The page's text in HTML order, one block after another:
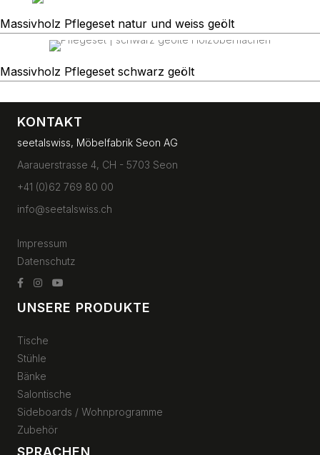
Massivholz Pflegeset natur und weiss geölt
Massivholz Pflegeset schwarz geölt
KONTAKT
seetalswiss, Möbelfabrik Seon AG
Aarauerstrasse 4, CH - 5703 Seon
+41 (0)62 769 80 00
info@seetalswiss.ch
Impressum
Datenschutz
UNSERE PRODUKTE
Tische
Stühle
Bänke
Salontische
Sideboards / Wohnprogramme
Zubehör
SPRACHEN